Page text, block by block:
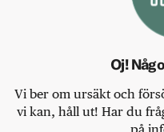
Oj!
Vi ber om ursäkt och
vi kan, håll ut! Har du